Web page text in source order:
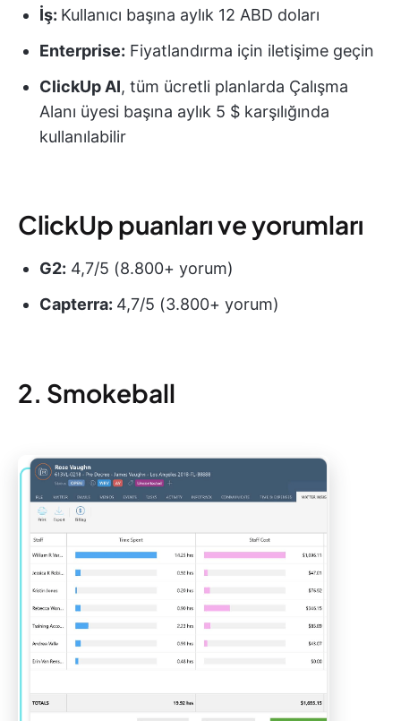
İş: Kullanıcı başına aylık 12 ABD doları
Enterprise: Fiyatlandırma için iletişime geçin
ClickUp AI, tüm ücretli planlarda Çalışma
Alanı üyesi başına aylık 5 $ karşılığında
kullanılabilir
ClickUp puanları ve yorumları
G2: 4,7/5 (8.800+ yorum)
Capterra: 4,7/5 (3.800+ yorum)
2. Smokeball